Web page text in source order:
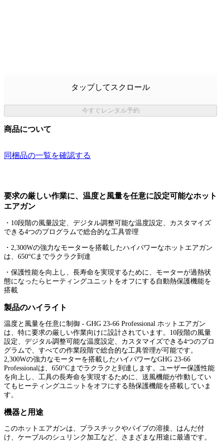
タップしてスクロール
今すぐレンタル予約
商品について
同梱品の一覧を確認する
要求の厳しい作業に、温度と風量を任意に設定可能なホット
エアガン
・10段階の風量設定、デジタル調整可能な温度設定、カスタマイズ
できる4つのプログラムで総合的な工具管理
・2,300Wの強力なモーターを搭載したハイパワーなホットエアガン
は、650°Cまでラクラク到達
・保護性能を向上し、長寿命を実現するために、モーターが過熱状
態になったらヒーティングユニットをオフにする自動熱保護機能を
搭載
製品のハイライト
温度と風量を任意に制御 - GHG 23-66 Professional ホットエアガン
は、特に要求の厳しい作業向けに設計されています。10段階の風量
設定、デジタル調整可能な温度設定、カスタマイズできる4つのプロ
グラムで、すべての作業段階で総合的な工具管理が可能です。
2,300Wの強力なモーターを搭載したハイパワーなGHG 23-66
Professionalは、650°Cまでラクラクと到達します。ユーザー保護性能
を向上し、工具の長寿命を実現するために、送風機能が作動してい
てもヒーティングユニットをオフにする熱保護機能を搭載していま
す。
機器と用途
このホットエアガンは、プラスチックやパイプの溶接、はんだ付
け、ケーブルのシュリンク加工など、さまざまな用途に最適です。